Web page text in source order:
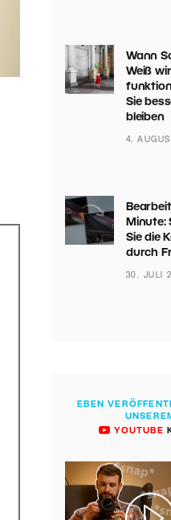
Wann
Weiß
Sie
bleiben
4.
Minute:
Sie die
durch
30. JULI
EBEN
YOUTUBE